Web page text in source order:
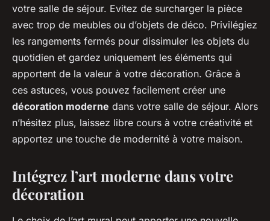
votre salle de séjour. Evitez de surcharger la pièce
avec trop de meubles ou d’objets de déco. Privilégiez
les rangements fermés pour dissimuler les objets du
quotidien et gardez uniquement les éléments qui
apportent de la valeur à votre décoration. Grâce à
ces astuces, vous pouvez facilement créer une
décoration moderne dans votre salle de séjour. Alors
n’hésitez plus, laissez libre cours à votre créativité et
apportez une touche de modernité à votre maison.
Intégrez l’art moderne dans votre
décoration